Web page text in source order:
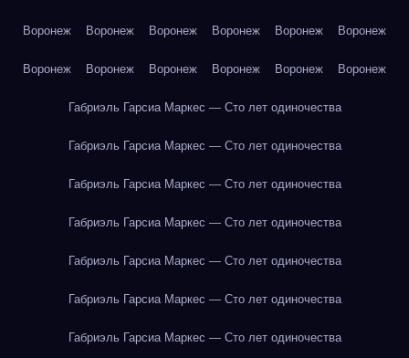
Воронеж Воронеж Воронеж Воронеж Воронеж Воронеж
Воронеж Воронеж Воронеж Воронеж Воронеж Воронеж
Габриэль Гарсиа Маркес — Сто лет одиночества
Габриэль Гарсиа Маркес — Сто лет одиночества
Габриэль Гарсиа Маркес — Сто лет одиночества
Габриэль Гарсиа Маркес — Сто лет одиночества
Габриэль Гарсиа Маркес — Сто лет одиночества
Габриэль Гарсиа Маркес — Сто лет одиночества
Габриэль Гарсиа Маркес — Сто лет одиночества